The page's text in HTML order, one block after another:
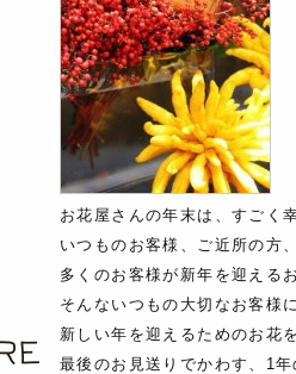
order
contact
blog
ONLINE SHOP
お花屋さんの年末は、すごく
いつものお客様、ご近所の方
多くのお客様が新年を迎える
そんないつもの大切なお客様
新しい年を迎えるためのお花
最後のお見送りでかわす、1